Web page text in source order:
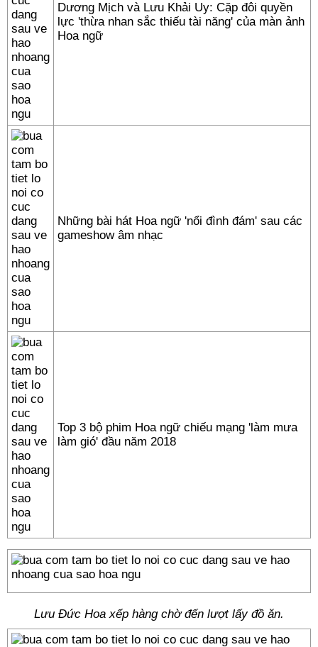
Dương Mịch và Lưu Khải Uy: Cặp đôi quyền
lực 'thừa nhan sắc thiếu tài năng' của màn ảnh
Hoa ngữ
Những bài hát Hoa ngữ 'nổi đình đám' sau các
gameshow âm nhạc
Top 3 bộ phim Hoa ngữ chiếu mạng 'làm mưa
làm gió' đầu năm 2018
Lưu Đức Hoa xếp hàng chờ đến lượt lấy đồ ăn.